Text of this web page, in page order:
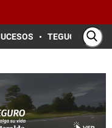
TEGUCIGALPA